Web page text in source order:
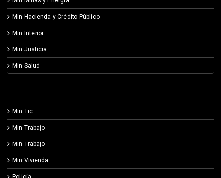
Min Hacienda y Crédito Público
Min Interior
Min Justicia
Min Salud
Min Tic
Min Trabajo
Min Trabajo
Min Vivienda
Policía